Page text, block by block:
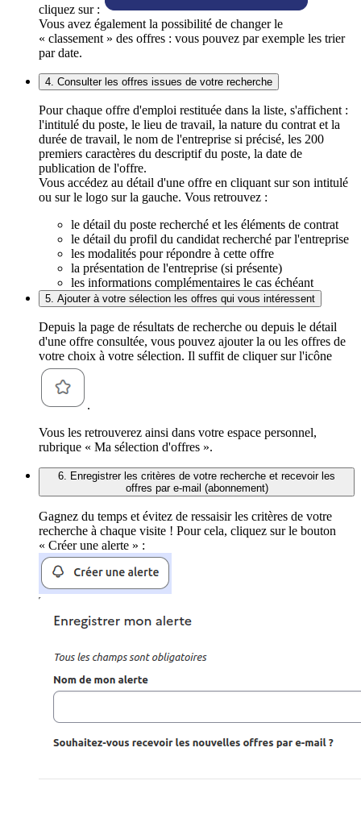
cliquez sur :
Vous avez également la possibilité de changer le
« classement » des offres : vous pouvez par exemple les trier
par date.
4. Consulter les offres issues de votre recherche
Pour chaque offre d'emploi restituée dans la liste, s'affichent :
l'intitulé du poste, le lieu de travail, la nature du contrat et la
durée de travail, le nom de l'entreprise si précisé, les 200
premiers caractères du descriptif du poste, la date de
publication de l'offre.
Vous accédez au détail d'une offre en cliquant sur son intitulé
ou sur le logo sur la gauche. Vous retrouvez :
le détail du poste recherché et les éléments de contrat
le détail du profil du candidat recherché par l'entreprise
les modalités pour répondre à cette offre
la présentation de l'entreprise (si présente)
les informations complémentaires le cas échéant
5. Ajouter à votre sélection les offres qui vous intéressent
Depuis la page de résultats de recherche ou depuis le détail
d'une offre consultée, vous pouvez ajouter la ou les offres de
votre choix à votre sélection. Il suffit de cliquer sur l'icône
.
Vous les retrouverez ainsi dans votre espace personnel,
rubrique « Ma sélection d'offres ».
6. Enregistrer les critères de votre recherche et recevoir les
offres par e-mail (abonnement)
Gagnez du temps et évitez de ressaisir les critères de votre
recherche à chaque visite ! Pour cela, cliquez sur le bouton
« Créer une alerte » :